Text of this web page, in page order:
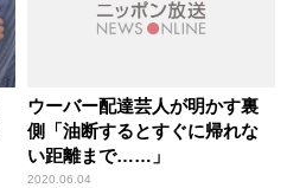
ウーバー配達芸人が明かす裏
側「油断するとすぐに帰れな
い距離まで……」
2020.06.04